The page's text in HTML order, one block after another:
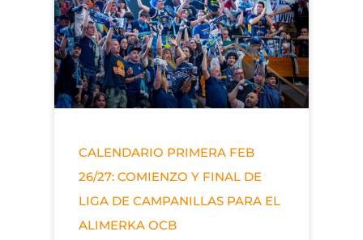
CALENDARIO PRIMERA FEB
26/27: COMIENZO Y FINAL DE
LIGA DE CAMPANILLAS PARA EL
ALIMERKA OCB